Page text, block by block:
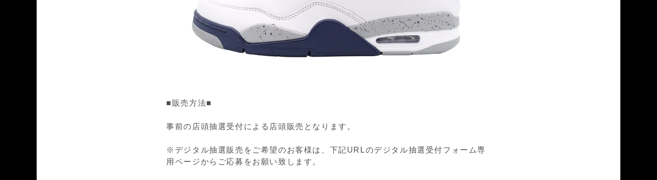
■販売方法■
事前の店頭抽選受付による店頭販売となります。
※デジタル抽選販売をご希望のお客様は、下記URLのデジタル抽選受付フォーム専
用ページからご応募をお願い致します。